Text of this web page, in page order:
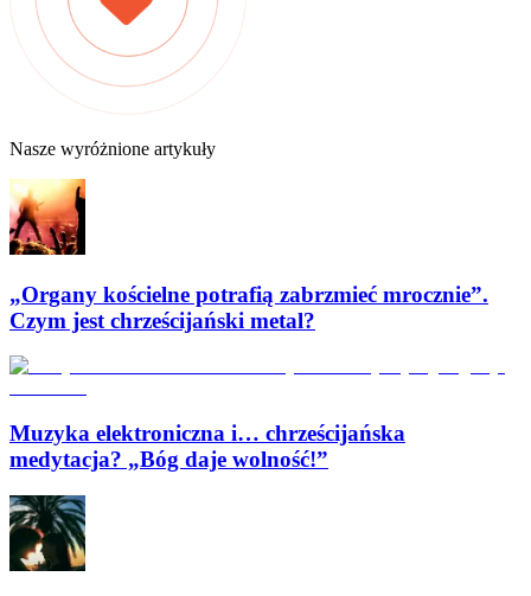
Nasze wyróżnione artykuły
„Organy kościelne potrafią zabrzmieć mrocznie”.
Czym jest chrześcijański metal?
Muzyka elektroniczna i… chrześcijańska
medytacja? „Bóg daje wolność!”